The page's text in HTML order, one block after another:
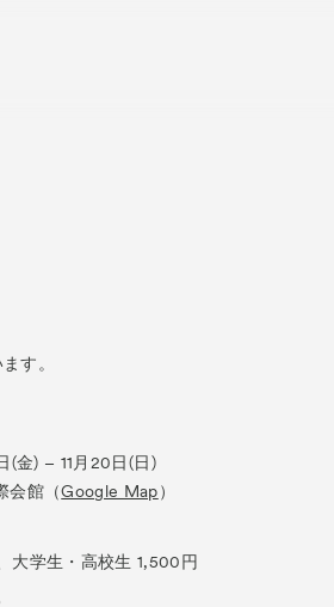
Archive
す。
(金) – 11月20日(日)
会館（Google Map）
大学生・高校生 1,500円